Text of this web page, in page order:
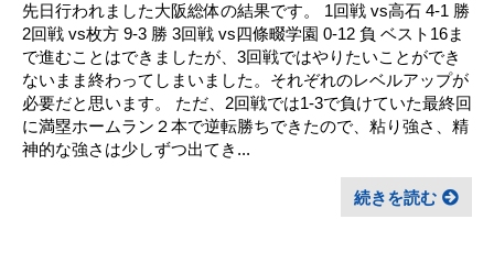
先日行われました大阪総体の結果です。 1回戦 vs高石 4-1 勝
2回戦 vs枚方 9-3 勝 3回戦 vs四條畷学園 0-12 負 ベスト16ま
で進むことはできましたが、3回戦ではやりたいことができ
ないまま終わってしまいました。それぞれのレベルアップが
必要だと思います。 ただ、2回戦では1-3で負けていた最終回
に満塁ホームラン２本で逆転勝ちできたので、粘り強さ、精
神的な強さは少しずつ出てき...
続きを読む